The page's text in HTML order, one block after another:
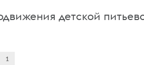
детской
1